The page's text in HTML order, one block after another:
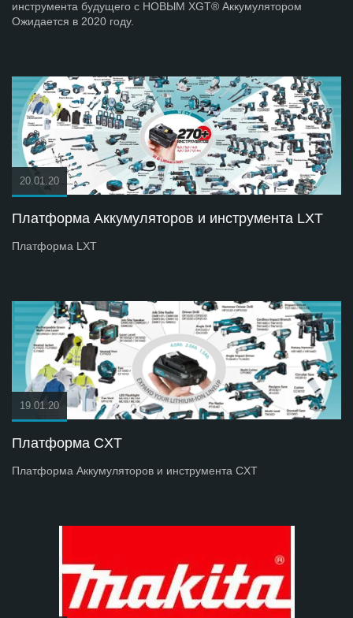
инструмента будущего с НОВЫМ XGT® Аккумулятором
Ожидается в 2020 году.
20.01.20
Платформа Аккумуляторов и инструмента LXT
Платформа LXT
19.01.20
Платформа СXT
Платформа Аккумуляторов и инструмента СXT